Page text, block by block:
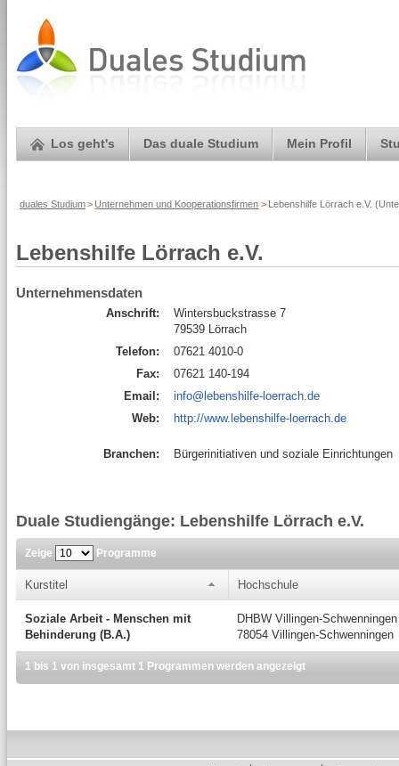
Los geht's Das duale Studium Mein Profil
duales Studium> Unternehmen und Kooperationsfirmen > Lebenshilfe Lörrach e.V.
Lebenshilfe Lörrach e.V.
Unternehmensdaten
Anschrift:
Wintersbuckstrasse 7
79539 Lörrach
Telefon:
07621 4010-0
Fax:
07621 140-194
Email:
info@lebenshilfe-loerrach.de
Web:
http://www.lebenshilfe-loerrach.de
Branchen: Bürgerinitiativen und soziale Einrichtungen
Duale Studiengänge: Lebenshilfe Lörrach e.V.
Zeige Programme
Kurstitel Hochschule
Soziale Arbeit - Menschen mit
Behinderung (B.A.)
DHBW Villingen-Schwenningen
78054 Villingen-Schwenningen
1 bis 1 von insgesamt 1 Programmen werden angezeigt